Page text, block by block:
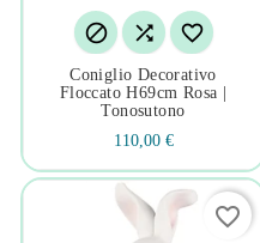
  
Coniglio Decorativo
Floccato H69cm Rosa |
Tonosutono
110,00 €
favorite_border